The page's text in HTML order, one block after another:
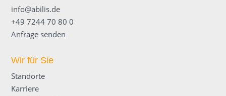
info@abilis.de
+49 7244 70 80 0
Anfrage senden
Wir für Sie
Standorte
Karriere